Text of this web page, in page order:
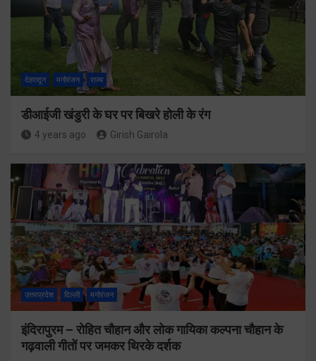
देहरादून मनोरंजन राज्य
डीआईजी खंडुरी के घर पर बिखरे होली के रंग
4 years ago Girish Gairola
उत्तरप्रदेश दिल्ली मनोरंजन
इंदिरापुरम – रोहित चौहान और लोक गायिका कल्पना चौहान के
गढ़वाली गीतों पर जमकर थिरके दर्शक